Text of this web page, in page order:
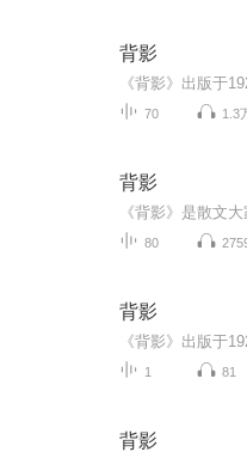
背影
70 1.3
背影
80
背影
1 81
背影